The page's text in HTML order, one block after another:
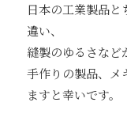
日本の工業製品
違い、
縫製のゆるさなど
手作りの製品、メ
ますと幸いです。